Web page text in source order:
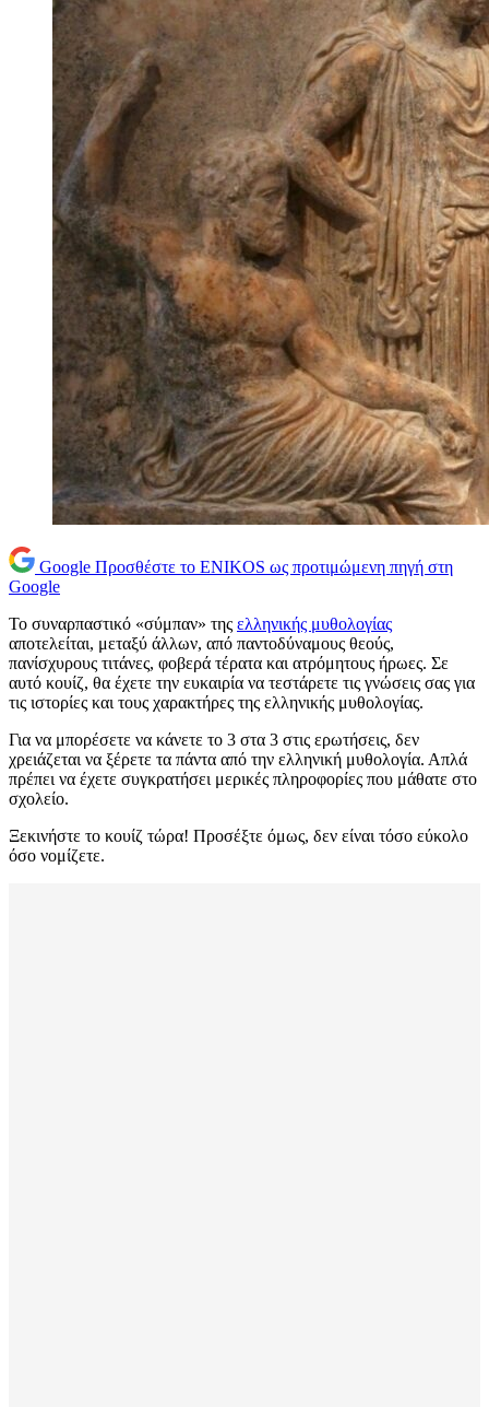
Google Προσθέστε το ENIKOS ως προτιμώμενη πηγή στη
Google
Το συναρπαστικό «σύμπαν» της ελληνικής μυθολογίας
αποτελείται, μεταξύ άλλων, από παντοδύναμους θεούς,
πανίσχυρους τιτάνες, φοβερά τέρατα και ατρόμητους ήρωες. Σε
αυτό κουίζ, θα έχετε την ευκαιρία να τεστάρετε τις γνώσεις σας για
τις ιστορίες και τους χαρακτήρες της ελληνικής μυθολογίας.
Για να μπορέσετε να κάνετε το 3 στα 3 στις ερωτήσεις, δεν
χρειάζεται να ξέρετε τα πάντα από την ελληνική μυθολογία. Απλά
πρέπει να έχετε συγκρατήσει μερικές πληροφορίες που μάθατε στο
σχολείο.
Ξεκινήστε το κουίζ τώρα! Προσέξτε όμως, δεν είναι τόσο εύκολο
όσο νομίζετε.